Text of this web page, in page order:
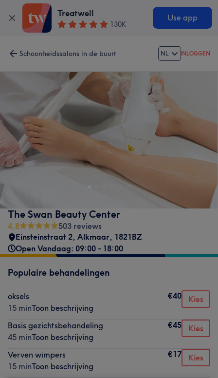
Treatwell
130K
Use app
Schoonheidssalons in de buurt NL INLOGGEN
The Swan Beauty Center
4,8
503 reviews
Einsteinstraat 2, Alkmaar, 1821BZ
Open Vandaag: 09:00 - 18:00
Populaire behandelingen
oksels
15 minToon beschrijving
€40 Kies
Basis gezichtsbehandeling
45 minToon beschrijving
€45 Kies
Verven wimpers
15 minToon beschrijving
€17 Kies